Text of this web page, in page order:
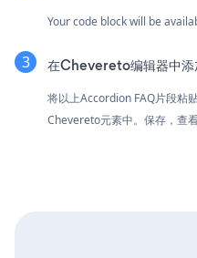
Your code block will be
在Chevereto编辑器中
将以上Accordion FAQ片段粘
Chevereto元素中。保存，查